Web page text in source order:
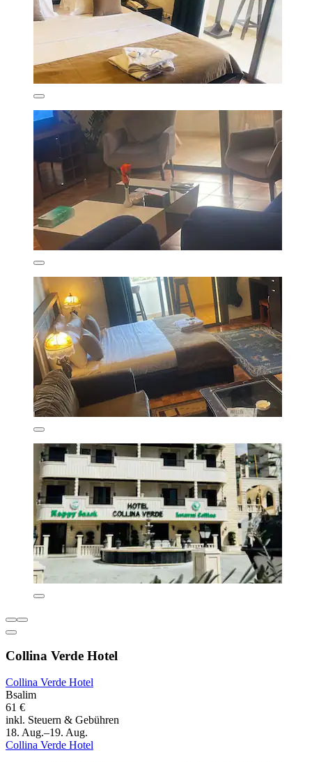
Collina Verde Hotel
Collina Verde Hotel
Bsalim
61 €
inkl. Steuern & Gebühren
18. Aug.–19. Aug.
Collina Verde Hotel